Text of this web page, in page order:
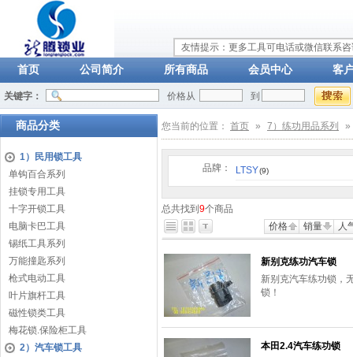
友情提示：更多工具可电话或微信联系
首页 公司简介 所有商品 会员中心 客
关键字： 价格从 到
商品分类
1）民用锁工具
单钩百合系列
挂锁专用工具
十字开锁工具
电脑卡巴工具
锡纸工具系列
万能撞匙系列
枪式电动工具
叶片旗杆工具
磁性锁类工具
梅花锁.保险柜工具
2）汽车锁工具
您当前的位置： 首页 » 7）练功用品系列 »
品牌： LTSY(9)
总共找到 9个商品
价格
销量 人
新别克练功汽车锁
新别克汽车练功锁，
锁！
本田2.4汽车练功锁